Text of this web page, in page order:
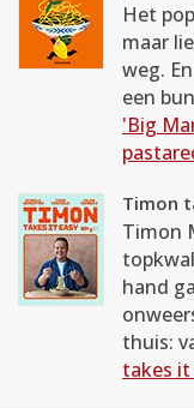
Het
maar
weg.
een
'Big
Timon
Timon
hand
thuis:
takes it